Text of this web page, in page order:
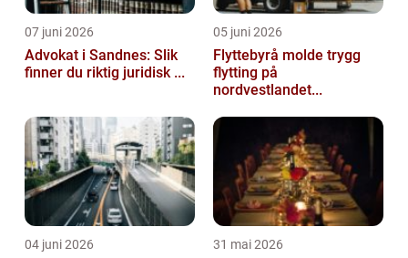
07 juni 2026
Advokat i Sandnes: Slik
finner du riktig juridisk ...
05 juni 2026
Flyttebyrå molde trygg
flytting på
nordvestlandet...
04 juni 2026 31 mai 2026